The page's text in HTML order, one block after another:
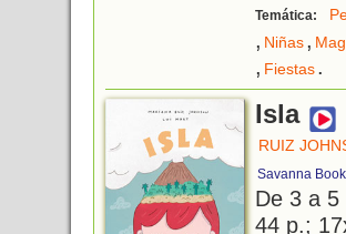
Temática:
, Niñas,
, Fiestas.
Isla
RUIZ
Savanna
De 3 a
44 p.;